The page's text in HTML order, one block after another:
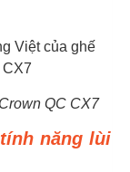
QC CX7
năng lùi